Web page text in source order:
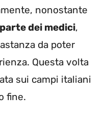
nonostante
dei medici,
da poter
Questa volta
sui campi italiani
fine.